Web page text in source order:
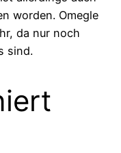
worden. Omegle
da nur noch
sind.